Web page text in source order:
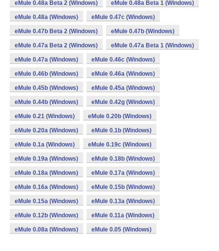
eMule 0.48a Beta 2 (Windows) eMule 0.48a Beta 1 (Windows)
eMule 0.48a (Windows) eMule 0.47c (Windows)
eMule 0.47b Beta 2 (Windows) eMule 0.47b (Windows)
eMule 0.47a Beta 2 (Windows) eMule 0.47a Beta 1 (Windows)
eMule 0.47a (Windows) eMule 0.46c (Windows)
eMule 0.46b (Windows) eMule 0.46a (Windows)
eMule 0.45b (Windows) eMule 0.45a (Windows)
eMule 0.44b (Windows) eMule 0.42g (Windows)
eMule 0.21 (Windows) eMule 0.20b (Windows)
eMule 0.20a (Windows) eMule 0.1b (Windows)
eMule 0.1a (Windows) eMule 0.19c (Windows)
eMule 0.19a (Windows) eMule 0.18b (Windows)
eMule 0.18a (Windows) eMule 0.17a (Windows)
eMule 0.16a (Windows) eMule 0.15b (Windows)
eMule 0.15a (Windows) eMule 0.13a (Windows)
eMule 0.12b (Windows) eMule 0.11a (Windows)
eMule 0.08a (Windows) eMule 0.05 (Windows)